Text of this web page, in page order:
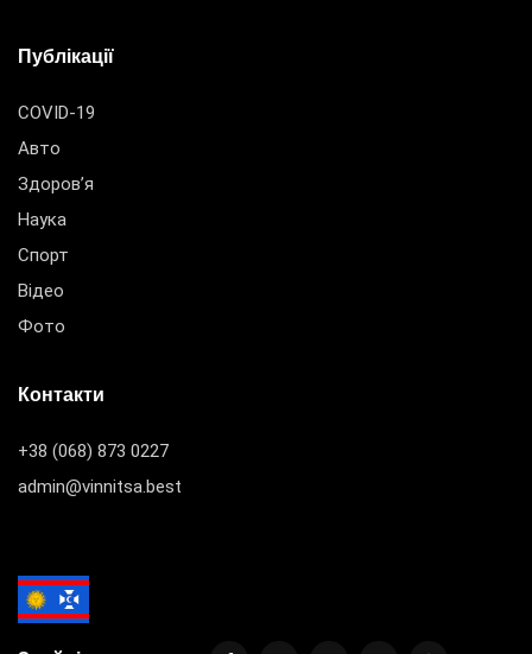
Публікації
COVID-19
Авто
Здоров’я
Наука
Спорт
Відео
Фото
Контакти
+38 (068) 873 0227
admin@vinnitsa.best